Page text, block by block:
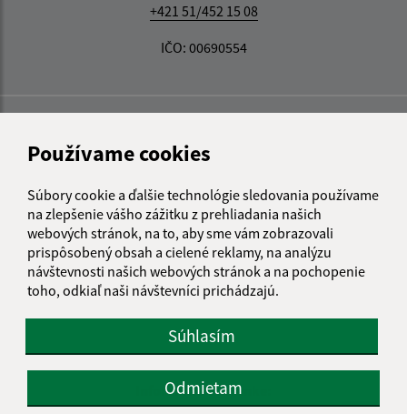
Používame cookies
Súbory cookie a ďalšie technológie sledovania používame
na zlepšenie vášho zážitku z prehliadania našich
webových stránok, na to, aby sme vám zobrazovali
prispôsobený obsah a cielené reklamy, na analýzu
návštevnosti našich webových stránok a na pochopenie
toho, odkiaľ naši návštevníci prichádzajú.
Súhlasím
Odmietam
+421 51/452 15 08
IČO: 00690554
Informácie o stránke: